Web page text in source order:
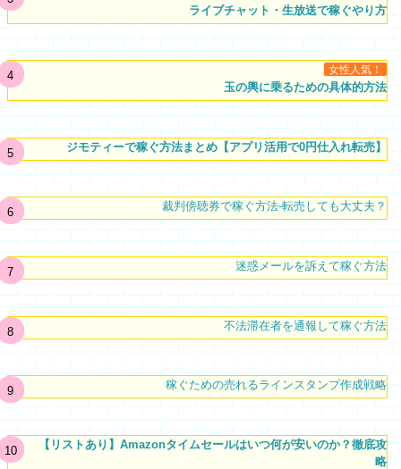
ライブチャット・生放送で稼ぐやり方
女性人気！
玉の輿に乗るための具体的方法
ジモティーで稼ぐ方法まとめ【アプリ活用で0円仕入れ転売】
裁判傍聴券で稼ぐ方法-転売しても大丈夫？
迷惑メールを訴えて稼ぐ方法
不法滞在者を通報して稼ぐ方法
稼ぐための売れるラインスタンプ作成戦略
【リストあり】Amazonタイムセールはいつ何が安いのか？徹底攻
略